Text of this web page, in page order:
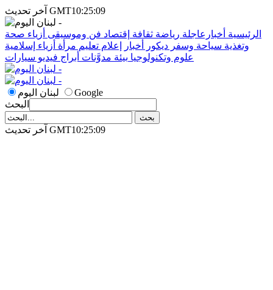
آخر تحديث GMT10:25:09
الرئيسية أخبارعاجلة رياضة ثقافة إقتصاد فن وموسيقى أزياء صحة
وتغذية سياحة وسفر ديكور أخبار إعلام تعليم مرأة أزياء إسلامية
علوم وتكنولوجيا بيئة مدوَّنات أبراج فيديو سيارات
لبنان اليوم
Google
البحث
آخر تحديث GMT10:25:09